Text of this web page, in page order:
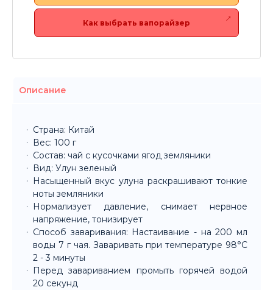
Как выбрать вапорайзер
Описание
Страна: Китай
Вес: 100 г
Состав: чай с кусочками ягод земляники
Вид: Улун зеленый
Насыщенный вкус улуна раскрашивают тонкие
ноты земляники
Нормализует давление, снимает нервное
напряжение, тонизирует
Способ заваривания: Настаивание - на 200 мл
воды 7 г чая. Заваривать при температуре 98°C
2 - 3 минуты
Перед завариванием промыть горячей водой
20 секунд